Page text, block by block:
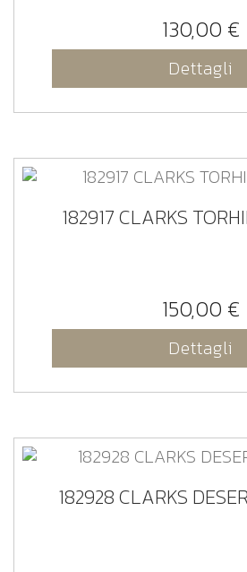
130,00 €
Dettagli
182917 CLARKS
150,00 €
Dettagli
182928 CLARKS